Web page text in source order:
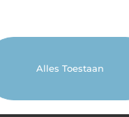
Alles Toestaan